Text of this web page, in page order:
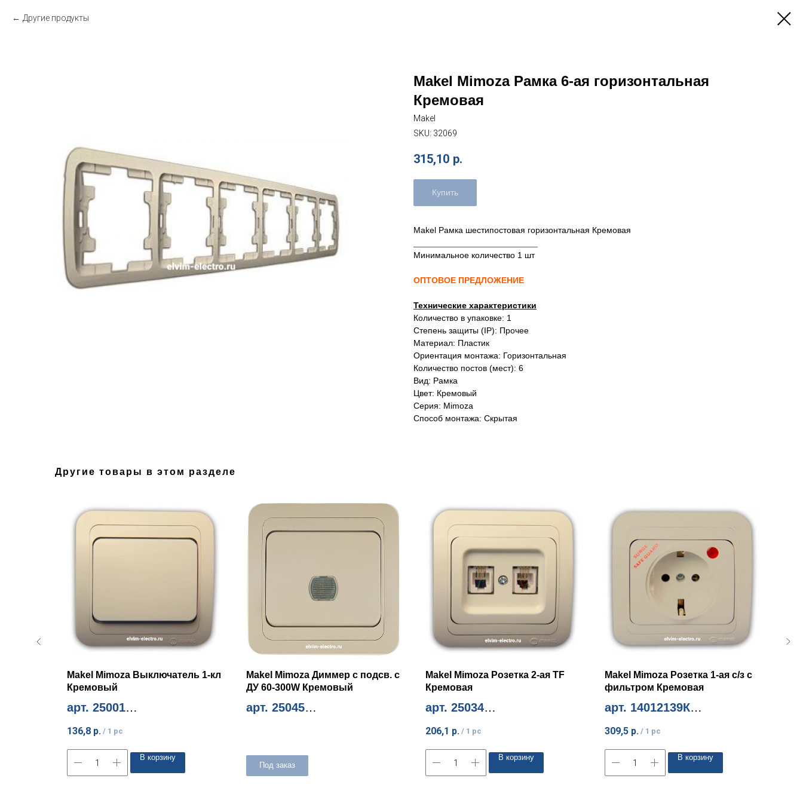
Другие продукты
Makel Mimoza Рамка 6-ая горизонтальная
Кремовая
Makel
SKU: 32069
315,10 р.
Купить
Makel Рамка шестипостовая горизонтальная Кремовая
Минимальное количество 1 шт
ОПТОВОЕ ПРЕДЛОЖЕНИЕ
Технические характеристики
Количество в упаковке: 1
Степень защиты (IP): Прочее
Материал: Пластик
Ориентация монтажа: Горизонтальная
Количество постов (мест): 6
Вид: Рамка
Цвет: Кремовый
Серия: Mimoza
Способ монтажа: Скрытая
Другие товары в этом разделе
Makel Mimoza Выключатель 1-кл
Кремовый
арт. 25001
Миним. количество 12шт
136,8 р. / 1 pc
В корзину
Makel Mimoza Диммер с подсв. с
ДУ 60-300W Кремовый
арт. 25045
Makel Mimoza Розетка 2-ая TF
Кремовая
арт. 25034
Миним. количество 1шт
206,1 р. / 1 pc
В корзину
Makel Mimoza Розетка 1-ая с/з c
фильтром Кремовая
арт. 14012139К
Миним. количество 1шт
309,5 р. / 1 pc
В корзину